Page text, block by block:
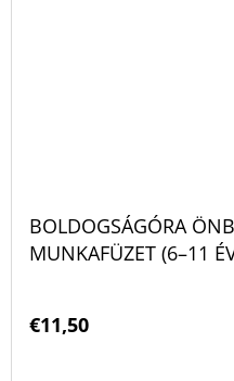
BOLDOGSÁGÓRA
MUNKAFÜZET (6–11
€11,50